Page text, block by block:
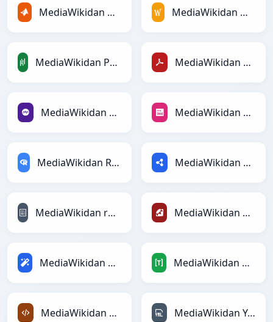
MediaWikidan MATLABga MediaWikidan MediaWikiga
MediaWikidan PandasDataFramega MediaWikidan PDFga
MediaWikidan PHPga MediaWikidan PNGga
MediaWikidan RDataFramega MediaWikidan RDFga
MediaWikidan reStructuredTextga MediaWikidan Rubyga
MediaWikidan Magicga MediaWikidan TOMLga
MediaWikidan XMLga MediaWikidan YAMLga